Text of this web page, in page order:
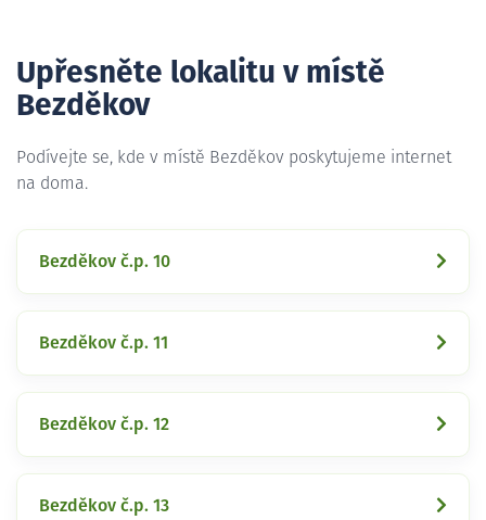
Upřesněte lokalitu v místě
Bezděkov
Podívejte se, kde v místě Bezděkov poskytujeme internet
na doma.
Bezděkov č.p. 10
Bezděkov č.p. 11
Bezděkov č.p. 12
Bezděkov č.p. 13